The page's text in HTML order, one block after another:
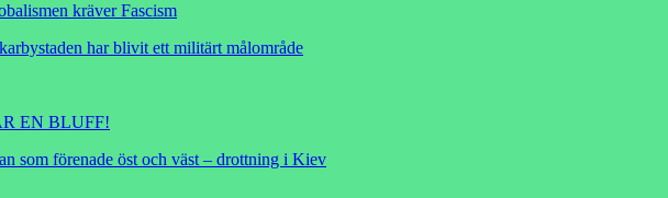
kräver Fascism
har blivit ett militärt målområde
EN BLUFF!
som förenade öst och väst – drottning i Kiev